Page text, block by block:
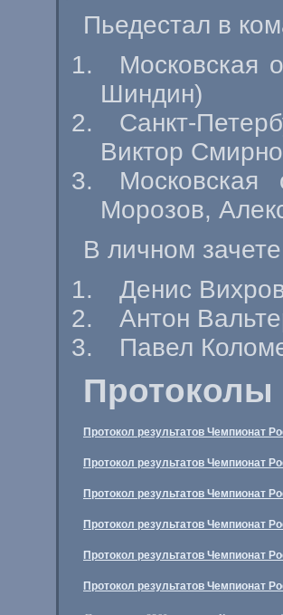
Пьедестал в
Московская
Шиндин)
Санкт-
Виктор
Морозов,
В личном
Денис
Антон
Павел
Протоколы
Протокол результатов Чемпионат
Протокол результатов Чемпионат
Протокол результатов Чемпионат
Протокол результатов Чемпионат
Протокол результатов Чемпионат
Протокол результатов Чемпионат